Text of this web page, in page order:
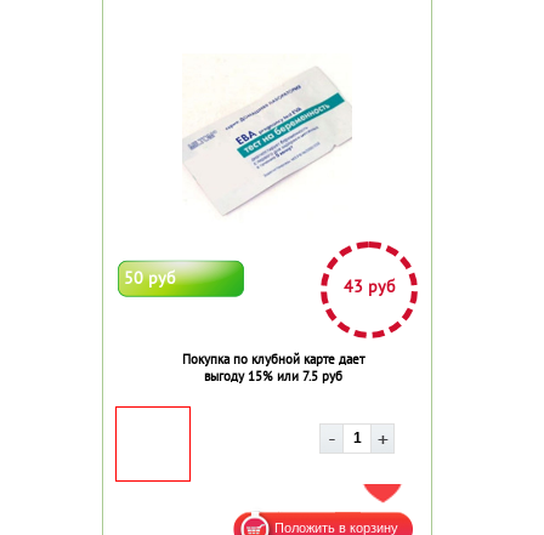
50 руб 43 руб
Покупка по клубной карте дает
выгоду 15% или 7.5 руб
ДОБАВИТЬ В ИЗБРАННОЕ